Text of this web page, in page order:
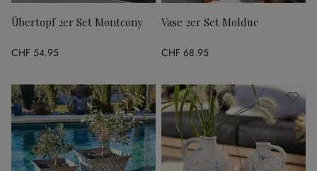
Übertopf 2er Set Montcony
CHF 54.95
Vase 2er Set Molduc
CHF 68.95